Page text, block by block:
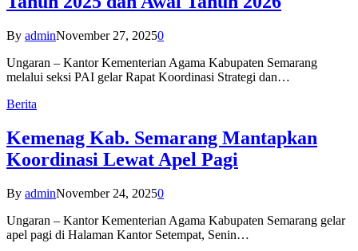
By adminNovember 27, 20250
Ungaran – Kantor Kementerian Agama Kabupaten Semarang
melalui seksi PAI gelar Rapat Koordinasi Strategi dan…
Berita
Kemenag Kab. Semarang Mantapkan
Koordinasi Lewat Apel Pagi
By adminNovember 24, 20250
Ungaran – Kantor Kementerian Agama Kabupaten Semarang gelar
apel pagi di Halaman Kantor Setempat, Senin…